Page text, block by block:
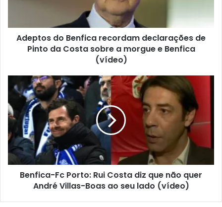
Adeptos do Benfica recordam declarações de
Pinto da Costa sobre a morgue e Benfica
(vídeo)
Benfica-Fc Porto: Rui Costa diz que não quer
André Villas-Boas ao seu lado (vídeo)